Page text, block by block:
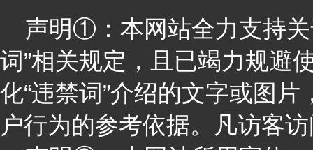
声明①：本网站全力支持关
词”相关规定，且已竭力规避
化“违禁词”介绍的文字或图
户行为的参考依据。凡访客